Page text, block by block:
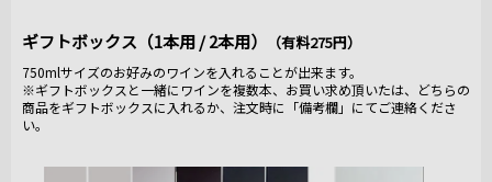
ギフトボックス（1本用 / 2本用） （有料275円）
750mlサイズのお好みのワインを入れることが出来ます。
※ギフトボックスと一緒にワインを複数本、お買い求め頂いたは、どちらの
商品をギフトボックスに入れるか、注文時に「備考欄」にてご連絡くださ
い。